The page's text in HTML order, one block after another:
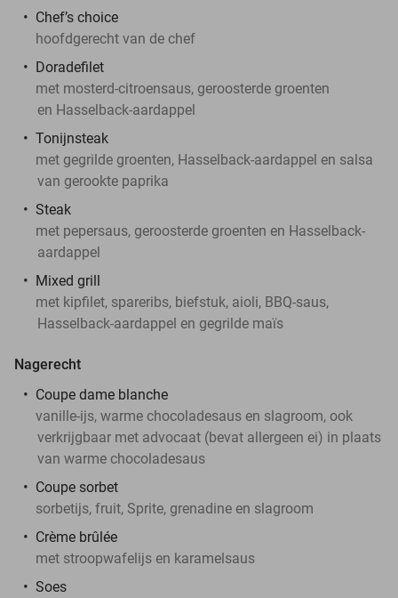
Chef’s choice
hoofdgerecht van de chef
Doradefilet
met mosterd-citroensaus, geroosterde groenten
en Hasselback-aardappel
Tonijnsteak
met gegrilde groenten, Hasselback-aardappel en salsa
van gerookte paprika
Steak
met pepersaus, geroosterde groenten en Hasselback-
aardappel
Mixed grill
met kipfilet, spareribs, biefstuk, aioli, BBQ-saus,
Hasselback-aardappel en gegrilde maïs
Nagerecht
Coupe dame blanche
vanille-ijs, warme chocoladesaus en slagroom, ook
verkrijgbaar met advocaat (bevat allergeen ei) in plaats
van warme chocoladesaus
Coupe sorbet
sorbetijs, fruit, Sprite, grenadine en slagroom
Crème brûlée
met stroopwafelijs en karamelsaus
Soes